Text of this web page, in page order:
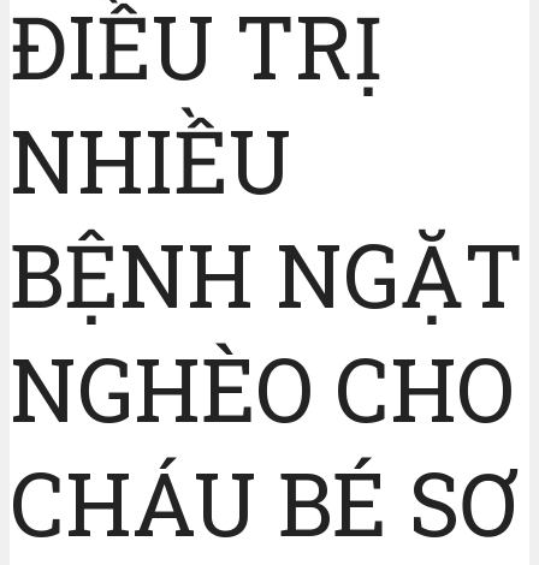
ĐIỀU TRỊ
NHIỀU
BỆNH NGẶT
NGHÈO CHO
CHÁU BÉ SƠ